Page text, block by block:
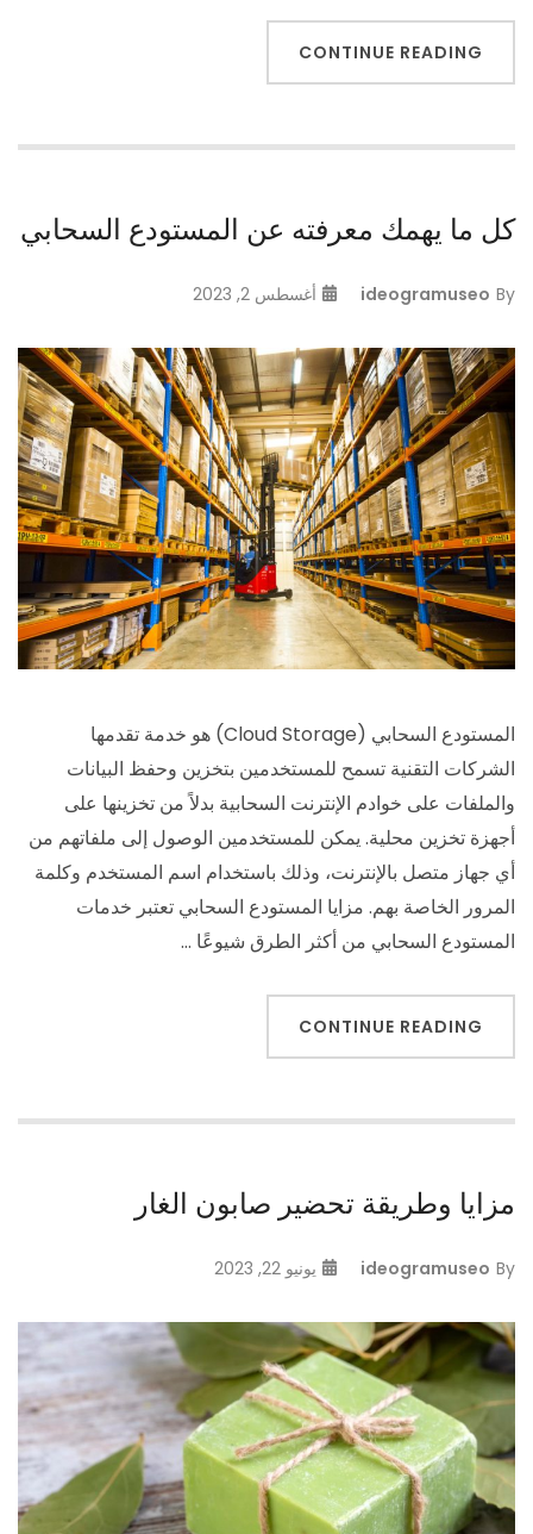
CONTINUE READING
كل ما يهمك معرفته عن المستودع السحابي
By
ideogramuseo أغسطس 2, 2023
المستودع السحابي (Cloud Storage) هو خدمة تقدمها
الشركات التقنية تسمح للمستخدمين بتخزين وحفظ البيانات
والملفات على خوادم الإنترنت السحابية بدلاً من تخزينها على
أجهزة تخزين محلية. يمكن للمستخدمين الوصول إلى ملفاتهم من
أي جهاز متصل بالإنترنت، وذلك باستخدام اسم المستخدم وكلمة
المرور الخاصة بهم. مزايا المستودع السحابي تعتبر خدمات
المستودع السحابي من أكثر الطرق شيوعًا …
CONTINUE READING
مزايا وطريقة تحضير صابون الغار
By
ideogramuseo يونيو 22, 2023